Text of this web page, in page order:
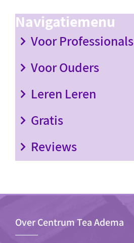
Navigatiemenu
Voor Professionals
Voor Ouders
Leren Leren
Gratis
Reviews
Over Centrum Tea Adema